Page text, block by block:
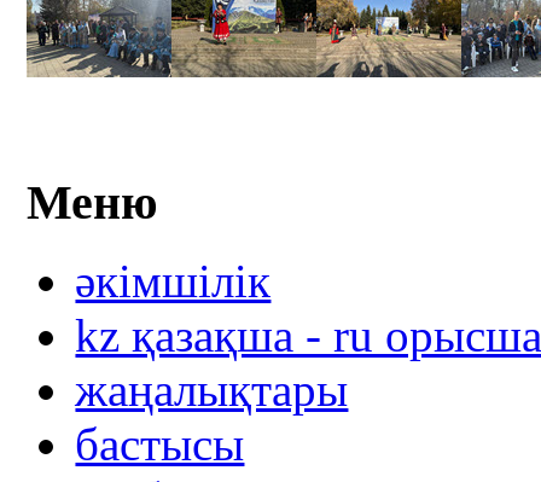
Меню
әкімшілік
kz қазақша - ru
жаңалықтары
бастысы